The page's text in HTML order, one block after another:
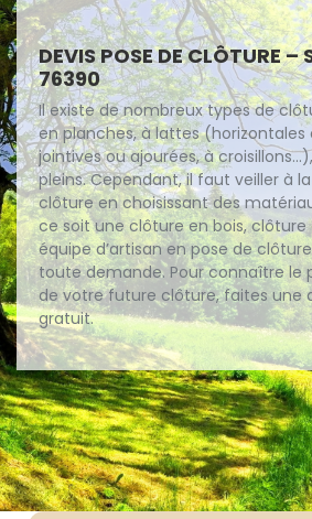
DEVIS POSE DE CLÔTURE –
76390
Il existe de nombreux types de
en planches, à lattes (horizontales
jointives ou ajourées, à
pleins. Cependant, il faut veiller à
clôture en choisissant des
ce soit une clôture en bois, clôture
équipe d’artisan en pose de
toute demande. Pour connaître le
de votre future clôture, faites une
gratuit.